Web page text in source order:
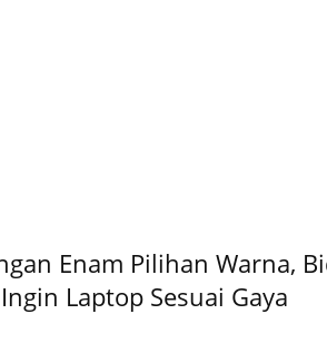
Enam Pilihan Warna,
Laptop Sesuai Gaya